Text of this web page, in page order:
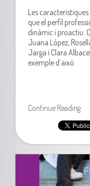
Les
que el perfil
dinàmic i proactiu.
Juana López,
Jarga i Clara
exemple d’això.
Continue Reading